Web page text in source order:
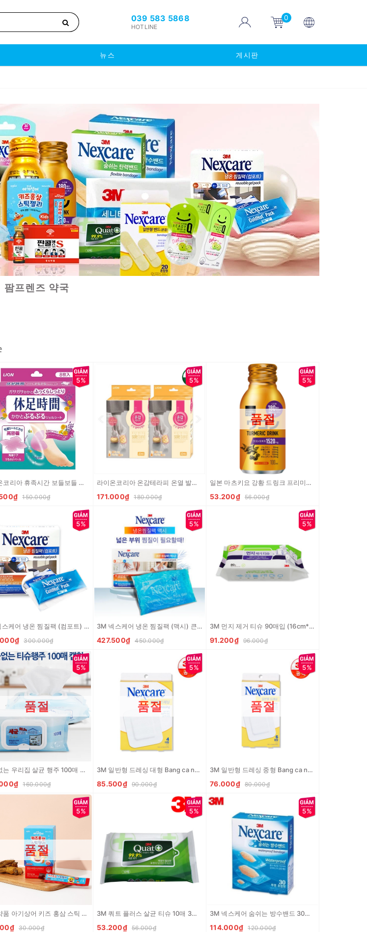
039 583 5868
HOTLINE
0
뉴스 게시판
팜프렌즈 약국
5%
라이온코리아 휴족시간 보들보들 발뒤꿈치 젤시트 4매입
150.000₫
5%
라이온코리아 온감테라피 온열 발바닥 밴드 4 매입
171.000₫ 180.000₫
5%
품절
일본 마츠키요 강황 드링크 프리미엄 EX 100ml Nuoc nghe Nhat
53.200₫ 56.000₫
5%
3M 넥스케어 냉온 찜질팩 (컴포트) Tui chuom lanh size vua
300.000₫
5%
3M 넥스케어 냉온 찜질팩 (맥시) 큰 사이즈 Tui chuom lanh size to
427.500₫ 450.000₫
5%
3M 먼지 제거 티슈 90매입 (16cm*20cm) Giay lau bui
91.200₫ 96.000₫
5%
품절
세균없는 우리집 살균 행주 100매 Khan uot 100 mieng
160.000₫
5%
품절
3M 일반형 드레싱 대형 Bang ca nhan size lon
85.500₫ 90.000₫
5%
품절
3M 일반형 드레싱 중형 Bang ca nhan size vua
76.000₫ 80.000₫
5%
품절
한독약품 아기상어 키즈 홍삼 스틱 젤리 20g Thach hong sam tre em
30.000₫
5%
3M 쿼트 플러스 살균 티슈 10매 3M Giay uot khang khuan
53.200₫ 56.000₫
5%
3M 넥스케어 숨쉬는 방수밴드 30매입 (혼합형) 3M Bang ca nhan trong suot chong nuoc (tong hop)
114.000₫ 120.000₫